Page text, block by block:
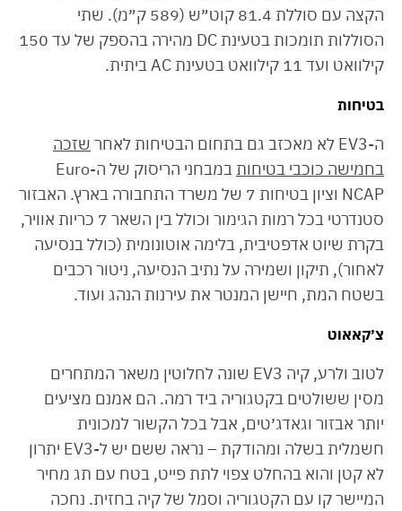
הקצה עם סוללת 81.4 קוט״ש (589 ק״מ). שתי
הסוללות תומכות בטעינת DC מהירה בהספק של עד 150
קילוואט ועד 11 קילוואט בטעינת AC ביתית.
בטיחות
ה-EV3 לא מאכזב גם בתחום הבטיחות לאחר
שזכה
בחמישה כוכבי בטיחות
במבחני הריסוק של ה-Euro
NCAP וציון בטיחות 7 של משרד התחבורה בארץ. האבזור
סטנדרטי בכל רמות הגימור וכולל בין השאר 7 כריות אוויר,
בקרת שיוט אדפטיבית, בלימה אוטונומית (כולל בנסיעה
לאחור), תיקון ושמירה על נתיב הנסיעה, ניטור רכבים
בשטח המת, חיישן המנטר את עירנות הנהג ועוד.
צ׳קאאוט
לטוב ולרע, קיה EV3 שונה לחלוטין משאר המתחרים
מסין ששולטים בקטגוריה ביד רמה. הם אמנם מציעים
יותר אבזור וגאדג׳טים, אבל בכל הקשור למכונית
חשמלית בשלה ומהודקת – נראה ששם יש ל-EV3 יתרון
לא קטן והוא בהחלט צפוי לתת פייט, בטח עם תג מחיר
המיישר קו עם הקטגוריה וסמל של קיה בחזית. נחכה